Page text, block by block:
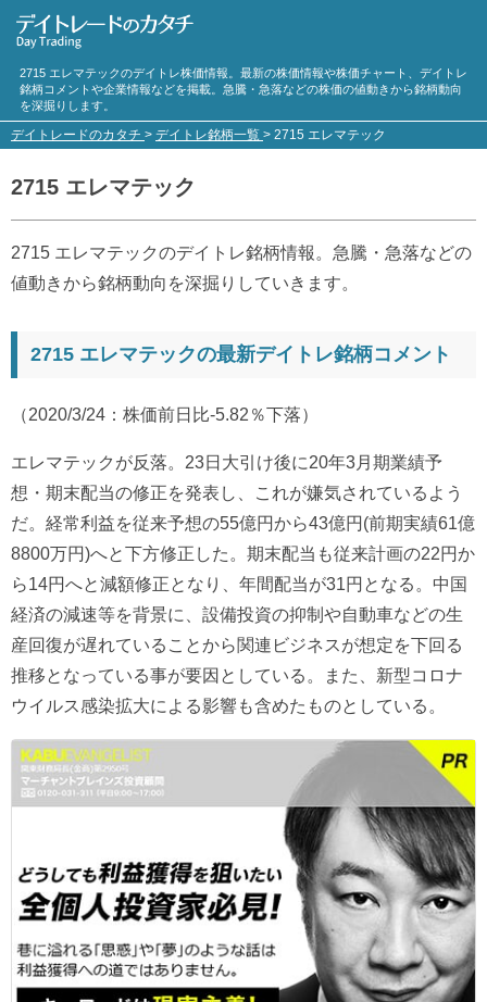
2715 エレマテックのデイトレ株価情報。最新の株価情報や株価チャート、デイトレ
銘柄コメントや企業情報などを掲載。急騰・急落などの株価の値動きから銘柄動向
を深掘りします。
デイトレードのカタチ > デイトレ銘柄一覧 > 2715 エレマテック
2715 エレマテック
2715 エレマテックのデイトレ銘柄情報。急騰・急落などの
値動きから銘柄動向を深掘りしていきます。
2715 エレマテックの最新デイトレ銘柄コメント
（2020/3/24：株価前日比-5.82％下落）
エレマテックが反落。23日大引け後に20年3月期業績予
想・期末配当の修正を発表し、これが嫌気されているよう
だ。経常利益を従来予想の55億円から43億円(前期実績61億
8800万円)へと下方修正した。期末配当も従来計画の22円か
ら14円へと減額修正となり、年間配当が31円となる。中国
経済の減速等を背景に、設備投資の抑制や自動車などの生
産回復が遅れていることから関連ビジネスが想定を下回る
推移となっている事が要因としている。また、新型コロナ
ウイルス感染拡大による影響も含めたものとしている。